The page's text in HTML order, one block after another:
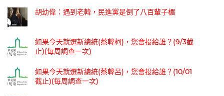
胡幼偉：遇到老韓，民進黨是倒了八百輩子楣
如果今天就選新總統(蔡韓柯)，您會投給誰？(9/3截
止)(每周調查一次)
如果今天就選新總統(蔡韓呂)，您會投給誰？(10/01
截止)(每周調查一次)